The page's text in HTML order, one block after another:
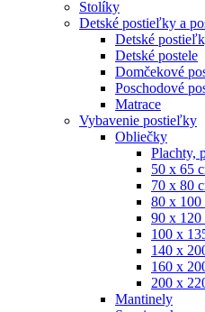
Stolíky
Detské postieľky a
Detské
Detské postele
Domčekové
Poschodové
Matrace
Vybavenie postieľky
Obliečky
Plachty,
50 x 65
70 x 80
80 x 100
90 x 120
100 x
140 x
160 x
200 x
Mantinely